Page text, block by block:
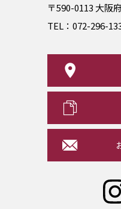
〒590-0113 大阪
TEL： 072-296-